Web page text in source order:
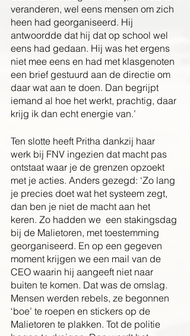
veranderen, wel eens mensen om zich
heen had georganiseerd. Hij
antwoordde dat hij dat op school wel
eens had gedaan. Hij was het ergens
niet mee eens en had met klasgenoten
een brief gestuurd aan de directie om
daar wat aan te doen. Dan begrijpt
iemand al hoe het werkt, prachtig, daar
krijg ik dan echt energie van.’
Ten slotte heeft Pritha dankzij haar
werk bij FNV ingezien dat macht pas
ontstaat waar je de grenzen opzoekt
met je acties. Anders gezegd: ‘Zo lang
je precies doet wat het systeem zegt,
dan ben je niet de macht aan het
keren. Zo hadden we  een stakingsdag
bij de Malietoren, met toestemming
georganiseerd. En op een gegeven
moment krijgen we een mail van de
CEO waarin hij aangeeft niet naar
buiten te komen. Dat was de omslag.
Mensen werden rebels, ze begonnen
‘boe’ te roepen en stickers op de
Malietoren te plakken. Tot de politie